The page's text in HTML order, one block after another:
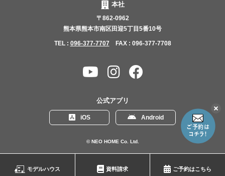
こ
ク
モデルハウス 資料請求 ご予約はこちら
本社
〒862-0962
熊本県熊本市南区田迎5丁目5番10号
TEL : 096-377-7707 FAX : 096-377-7708
YouTube
ン
ネ
ル
Instagram
Facebook
公式アプリ
iOS Android
© NEO HOME Co. Ltd.